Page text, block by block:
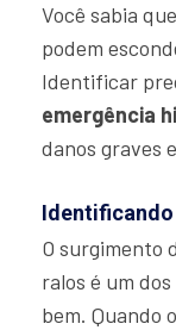
Você sabia
podem
Identificar
emergência
danos graves
O surgimento
ralos é um
bem. Quando